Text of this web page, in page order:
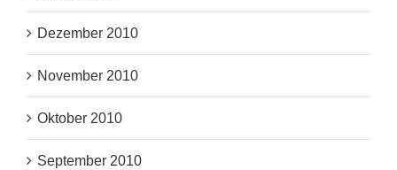
Dezember 2010
November 2010
Oktober 2010
September 2010